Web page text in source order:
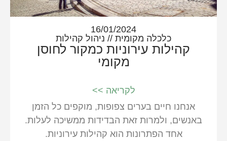
16/01/2024
כלכלה מקומית // ניהול קהילות
קהילות עירוניות כמקור לחוסן
מקומי
אנחנו חיים בערים צפופות, מוקפים כל הזמן
באנשים, ולמרות זאת הבדידות ממשיכה לעלות.
אחד הפתרונות הוא קהילות עירוניות.
לקריאה >>